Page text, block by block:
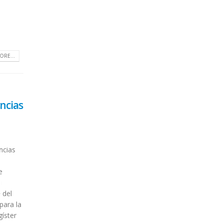
del
la